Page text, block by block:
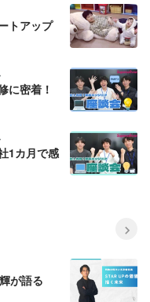
トアップ
に密着！
1カ月で感
が語る